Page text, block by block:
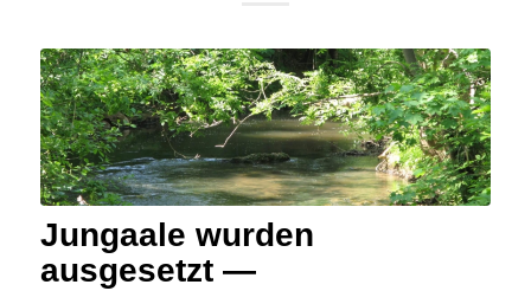
Jungaale wurden
ausgesetzt —